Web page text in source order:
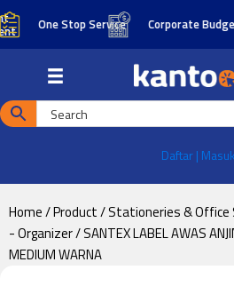
Skip
to
content
Skip
to
One Stop Service Corporate
Daftar | Masuk
Home/Product/Stationeries & Office
- Organizer/ SANTEX LABEL AWAS
MEDIUM WARNA